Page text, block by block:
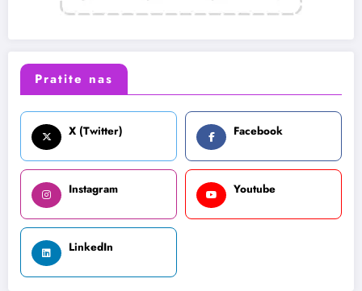
Pratite nas
X (Twitter) Facebook
Instagram Youtube
LinkedIn